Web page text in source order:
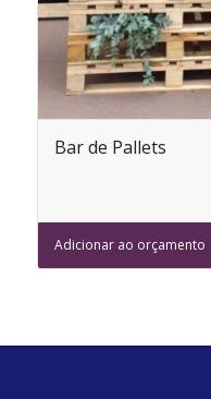
Bar de Pallets
Adicionar ao orçamento